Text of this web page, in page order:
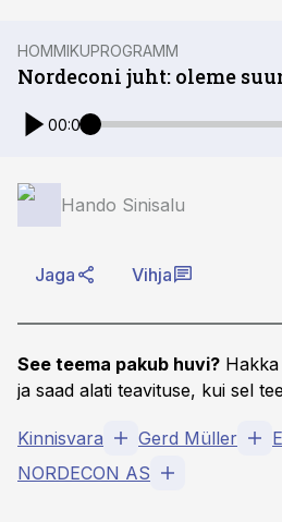
HOMMIKUPROGRAMM
Nordeconi juht: oleme
00:00
Hando Sinisalu
Jaga Vihja
See teema pakub huvi?
ja saad alati teavituse, kui sel
Kinnisvara Gerd Müller
NORDECON AS